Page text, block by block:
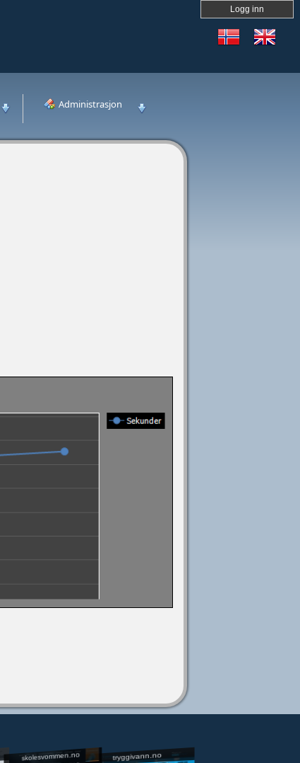
Logg inn
Administrasjon
skolesvommen.no tryggivann.no